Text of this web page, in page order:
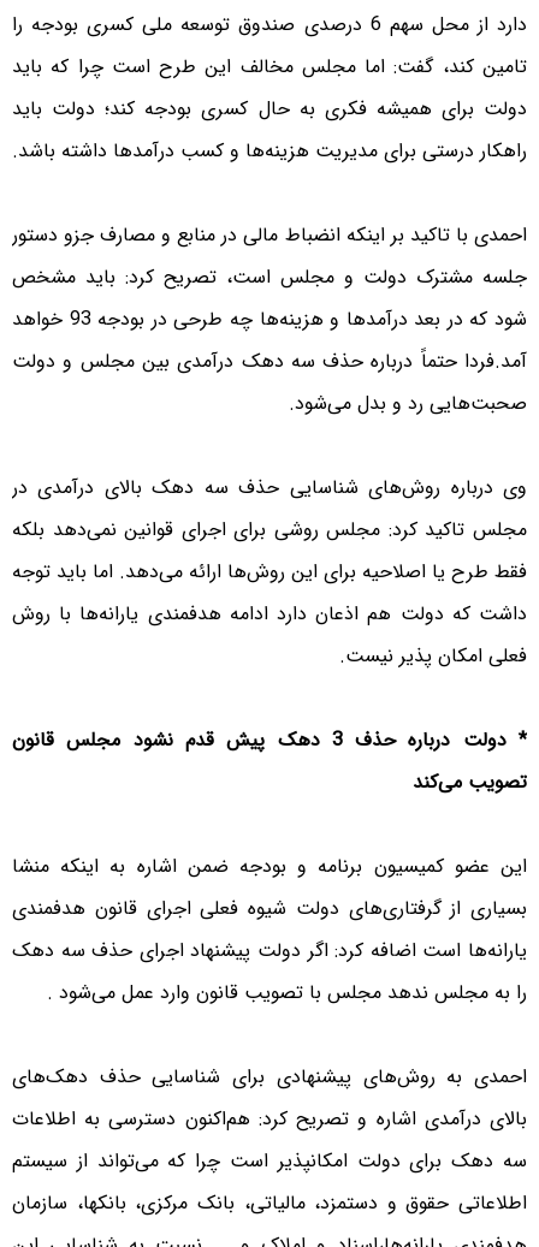
دارد از محل سهم 6 درصدی صندوق توسعه ملی کسری بودجه را
تامین کند، گفت: اما مجلس مخالف این طرح است چرا که باید
دولت برای همیشه فکری به حال کسری بودجه کند؛ دولت باید
راهکار درستی برای مدیریت هزینه‌ها و کسب درآمدها داشته باشد.
احمدی با تاکید بر اینکه انضباط مالی در منابع و مصارف جزو دستور
جلسه مشترک دولت و مجلس است، تصریح کرد: باید مشخص
شود که در بعد درآمدها و هزینه‌ها چه طرحی در بودجه 93 خواهد
آمد.فردا حتماً درباره حذف سه دهک درآمدی بین مجلس و دولت
صحبت‌هایی رد و بدل می‌شود.
وی درباره روش‌های شناسایی حذف سه دهک بالای درآمدی در
مجلس تاکید کرد: مجلس روشی برای اجرای قوانین نمی‌دهد بلکه
فقط طرح یا اصلاحیه برای این روش‌ها ارائه می‌دهد. اما باید توجه
داشت که دولت هم اذعان دارد ادامه هدفمندی یارانه‌ها با روش
فعلی امکان پذیر نیست.
* دولت درباره حذف 3 دهک پیش قدم نشود مجلس قانون
تصویب می‌کند
این عضو کمیسیون برنامه و بودجه ضمن اشاره به اینکه منشا
بسیاری از گرفتاری‌های دولت شیوه فعلی اجرای قانون هدفمندی
یارانه‌ها است اضافه کرد: اگر دولت پیشنهاد اجرای حذف سه دهک
را به مجلس ندهد مجلس با تصویب قانون وارد عمل می‌شود .
احمدی به روش‌های پیشنهادی برای شناسایی حذف دهک‌های
بالای درآمدی اشاره و تصریح کرد: هم‌اکنون دسترسی به اطلاعات
سه دهک برای دولت امکانپذیر است چرا که می‌تواند از سیستم
اطلاعاتی حقوق و دستمزد، مالیاتی، بانک مرکزی، بانکها، سازمان